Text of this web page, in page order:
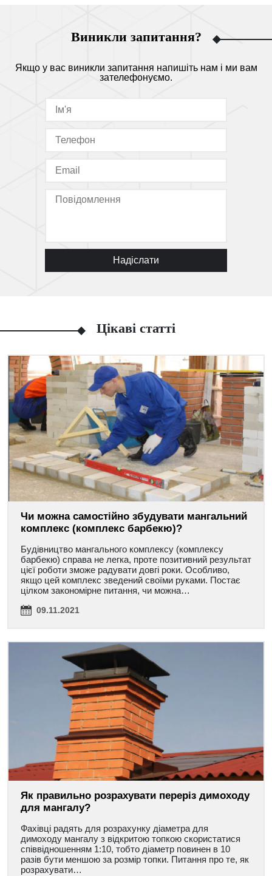
Виникли запитання?
Якщо у вас виникли запитання напишіть нам і ми вам
зателефонуємо.
Надіслати
Цікаві статті
Чи можна самостійно збудувати мангальний
комплекс (комплекс барбекю)?
Будівництво мангального комплексу (комплексу
барбекю) справа не легка, проте позитивний результат
цієї роботи зможе радувати довгі роки. Особливо,
якщо цей комплекс зведений своїми руками. Постає
цілком закономірне питання, чи можна…
09.11.2021
Як правильно розрахувати переріз димоходу
для мангалу?
Фахівці радять для розрахунку діаметра для
димоходу мангалу з відкритою топкою скористатися
співвідношенням 1:10, тобто діаметр повинен в 10
разів бути меншою за розмір топки. Питання про те, як
розрахувати…